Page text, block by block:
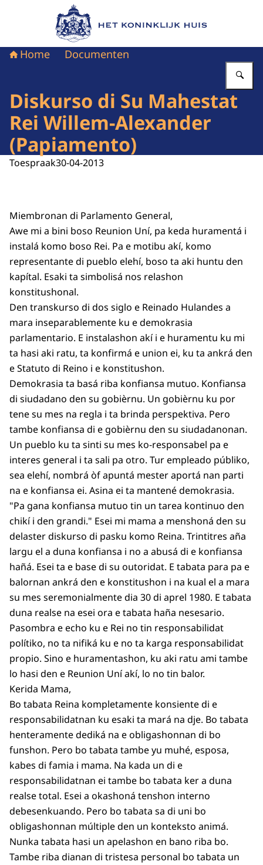
Naar de homepage van Het Koninklijk Huis
Home Documenten
Diskurso di Su Mahestat
Rei Willem-Alexander
(Papiamento)
Toespraak30-04-2013
Miembronan di Parlamento General,
Awe mi a bini boso Reunion Uní, pa keda huramentá i
instalá komo boso Rei. Pa e motibu akí, komo
representante di pueblo elehí, boso ta aki huntu den
kapítal. Esaki ta simbolisá nos relashon
konstitushonal.
Den transkurso di dos siglo e Reinado Hulandes a
mara inseparablemente ku e demokrasia
parlamentario. E instalashon akí i e huramentu ku mi
ta hasi aki ratu, ta konfirmá e union ei, ku ta ankrá den
e Statuto di Reino i e konstitushon.
Demokrasia ta basá riba konfiansa mutuo. Konfiansa
di siudadano den su gobièrnu. Un gobièrnu ku por
tene su mes na regla i ta brinda perspektiva. Pero
tambe konfiansa di e gobièrnu den su siudadanonan.
Un pueblo ku ta sinti su mes ko-responsabel pa e
interes general i ta sali pa otro. Tur empleado públiko,
sea elehí, nombrá òf apuntá mester aportá nan parti
na e konfiansa ei. Asina ei ta mantené demokrasia.
"Pa gana konfiansa mutuo tin un tarea kontinuo den
chikí i den grandi." Esei mi mama a menshoná den su
delaster diskurso di pasku komo Reina. Trintitres aña
largu el a duna konfiansa i no a abusá di e konfiansa
hañá. Esei ta e base di su outoridat. E tabata para pa e
balornan ankrá den e konstitushon i na kual el a mara
su mes seremonialmente dia 30 di aprel 1980. E tabata
duna realse na esei ora e tabata haña nesesario.
Pasombra e echo ku e Rei no tin responsabilidat
polítiko, no ta nifiká ku e no ta karga responsabilidat
propio. Sino e huramentashon, ku aki ratu ami tambe
lo hasi den e Reunion Uní akí, lo no tin balor.
Kerida Mama,
Bo tabata Reina kompletamente konsiente di e
responsabilidatnan ku esaki ta mará na dje. Bo tabata
henteramente dediká na e obligashonnan di bo
funshon. Pero bo tabata tambe yu muhé, esposa,
kabes di famia i mama. Na kada un di e
responsabilidatnan ei tambe bo tabata ker a duna
realse total. Esei a okashoná tenshon interno
debesenkuando. Pero bo tabata sa di uni bo
obligashonnan múltiple den un konteksto animá.
Nunka tabata hasi un apelashon en bano riba bo.
Tambe riba dianan di tristesa personal bo tabata un